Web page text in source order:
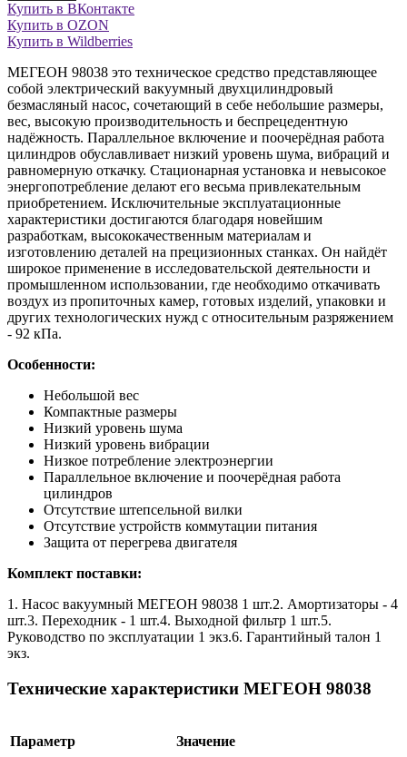
Купить в ВКонтакте
Купить в OZON
Купить в Wildberries
МЕГЕОН 98038 это техническое средство представляющее
собой электрический вакуумный двухцилиндровый
безмасляный насос, сочетающий в себе небольшие размеры,
вес, высокую производительность и беспрецедентную
надёжность. Параллельное включение и поочерёдная работа
цилиндров обуславливает низкий уровень шума, вибраций и
равномерную откачку. Стационарная установка и невысокое
энергопотребление делают его весьма привлекательным
приобретением. Исключительные эксплуатационные
характеристики достигаются благодаря новейшим
разработкам, высококачественным материалам и
изготовлению деталей на прецизионных станках. Он найдёт
широкое применение в исследовательской деятельности и
промышленном использовании, где необходимо откачивать
воздух из пропиточных камер, готовых изделий, упаковки и
других технологических нужд с относительным разряжением
- 92 кПа.
Особенности:
Небольшой вес
Компактные размеры
Низкий уровень шума
Низкий уровень вибрации
Низкое потребление электроэнергии
Параллельное включение и поочерёдная работа
цилиндров
Отсутствие штепсельной вилки
Отсутствие устройств коммутации питания
Защита от перегрева двигателя
Комплект поставки:
1. Насос вакуумный МЕГЕОН 98038 1 шт.2. Амортизаторы - 4
шт.3. Переходник - 1 шт.4. Выходной фильтр 1 шт.5.
Руководство по эксплуатации 1 экз.6. Гарантийный талон 1
экз.
Технические характеристики МЕГЕОН 98038
Параметр Значение